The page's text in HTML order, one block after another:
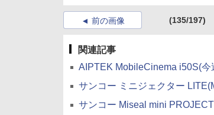
前の画像 (135/197)
関連記事
AIPTEK MobileCinema i50S(今
サンコー ミニジェクター
サンコー Miseal mini